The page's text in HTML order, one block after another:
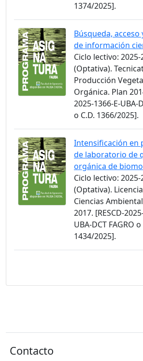
1374/2025].
Búsqueda, acceso
de información
Ciclo lectivo: 2025-
(Optativa).
Producción
Orgánica. Plan
2025-1366-E-UBA-
o C.D. 1366/2025].
Intensificación en
de laboratorio de
orgánica de
Ciclo lectivo: 2025-
(Optativa).
Ciencias
2017. [RESCD-
UBA-DCT FAGRO o
1434/2025].
Contacto